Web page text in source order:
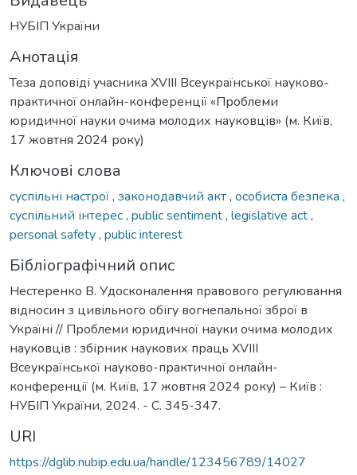
НУБІП України
Анотація
Теза доповіді учасника XVIII Всеукраїнської науково-
практичної онлайн-конференції «Проблеми
юридичної науки очима молодих науковців» (м. Київ,
17 жовтня 2024 року)
Ключові слова
суспільні настрої, законодавчий акт, особиста безпека ,
суспільний інтерес, public sentiment, legislative act,
personal safety, public interest
Бібліографічний опис
Нестеренко В. Удосконалення правового регулювання
відносин з цивільного обігу вогнепальної зброї в
Україні // Проблеми юридичної науки очима молодих
науковців : збірник наукових праць XVIII
Всеукраїнської науково-практичної онлайн-
конференції (м. Київ, 17 жовтня 2024 року) – Київ :
НУБІП України, 2024. - С. 345-347.
URI
https://dglib.nubip.edu.ua/handle/123456789/14027